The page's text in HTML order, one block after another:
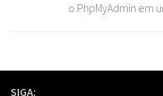
o PhpMyAdmin em
SIGA: